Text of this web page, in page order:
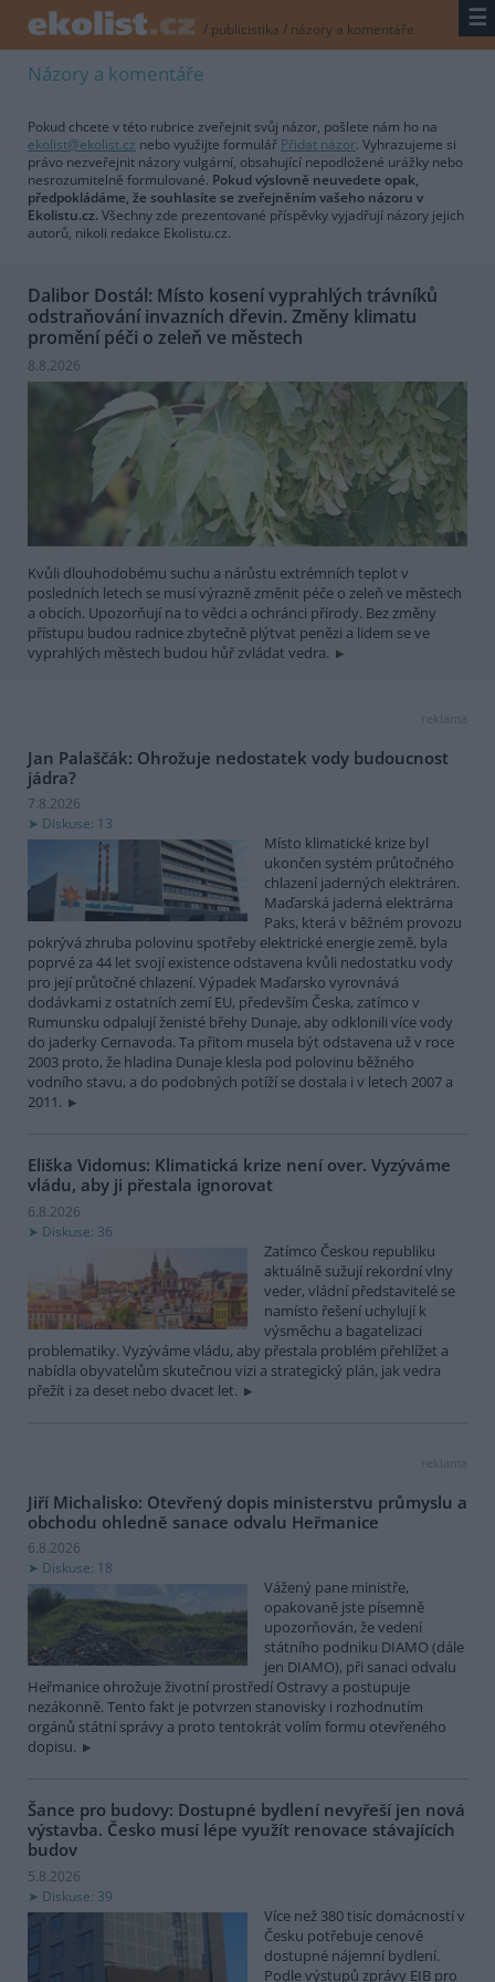
/ publicistika / názory a komentáře ☰
Názory a komentáře
Pokud chcete v této rubrice zveřejnit svůj názor, pošlete nám ho na
ekolist@ekolist.cz nebo využijte formulář Přidat názor. Vyhrazujeme si
právo nezveřejnit názory vulgární, obsahující nepodložené urážky nebo
nesrozumitelně formulované. Pokud výslovně neuvedete opak,
předpokládáme, že souhlasíte se zveřejněním vašeho názoru v
Ekolistu.cz. Všechny zde prezentované příspěvky vyjadřují názory jejich
autorů, nikoli redakce Ekolistu.cz.
Dalibor Dostál: Místo kosení vyprahlých trávníků
odstraňování invazních dřevin. Změny klimatu
promění péči o zeleň ve městech
8.8.2026
Kvůli dlouhodobému suchu a nárůstu extrémních teplot v
posledních letech se musí výrazně změnit péče o zeleň ve městech
a obcích. Upozorňují na to vědci a ochránci přírody. Bez změny
přístupu budou radnice zbytečně plýtvat penězi a lidem se ve
vyprahlých městech budou hůř zvládat vedra.
reklama
Jan Palaščák: Ohrožuje nedostatek vody budoucnost
jádra?
7.8.2026
Diskuse: 13
Místo klimatické krize byl
ukončen systém průtočného
chlazení jaderných elektráren.
Maďarská jaderná elektrárna
Paks, která v běžném provozu
pokrývá zhruba polovinu spotřeby elektrické energie země, byla
poprvé za 44 let svojí existence odstavena kvůli nedostatku vody
pro její průtočné chlazení. Výpadek Maďarsko vyrovnává
dodávkami z ostatních zemí EU, především Česka, zatímco v
Rumunsku odpalují ženisté břehy Dunaje, aby odklonili více vody
do jaderky Cernavoda. Ta přitom musela být odstavena už v roce
2003 proto, že hladina Dunaje klesla pod polovinu běžného
vodního stavu, a do podobných potíží se dostala i v letech 2007 a
2011.
Eliška Vidomus: Klimatická krize není over. Vyzýváme
vládu, aby ji přestala ignorovat
6.8.2026
Diskuse: 36
Zatímco Českou republiku
aktuálně sužují rekordní vlny
veder, vládní představitelé se
namísto řešení uchylují k
výsměchu a bagatelizaci
problematiky. Vyzýváme vládu, aby přestala problém přehlížet a
nabídla obyvatelům skutečnou vizi a strategický plán, jak vedra
přežít i za deset nebo dvacet let.
reklama
Jiří Michalisko: Otevřený dopis ministerstvu průmyslu a
obchodu ohledně sanace odvalu Heřmanice
6.8.2026
Diskuse: 18
Vážený pane ministře,
opakovaně jste písemně
upozorňován, že vedení
státního podniku DIAMO (dále
jen DIAMO), při sanaci odvalu
Heřmanice ohrožuje životní prostředí Ostravy a postupuje
nezákonně. Tento fakt je potvrzen stanovisky i rozhodnutím
orgánů státní správy a proto tentokrát volím formu otevřeného
dopisu.
Šance pro budovy: Dostupné bydlení nevyřeší jen nová
výstavba. Česko musí lépe využít renovace stávajících
budov
5.8.2026
Diskuse: 39
Více než 380 tisíc domácností v
Česku potřebuje cenově
dostupné nájemní bydlení.
Podle výstupů zprávy EIB pro